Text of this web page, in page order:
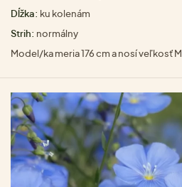
Dĺžka: ku kolenám
Strih: normálny
Model/ka meria 176 cm a nosí veľkosť M